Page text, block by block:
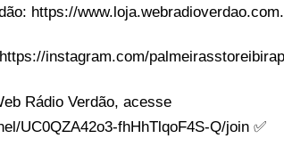
https://
instagram.com/
Rádio Verdão, acesse
UC0QZA42o3-fhHhTlqoF4S-Q/join​ ✅